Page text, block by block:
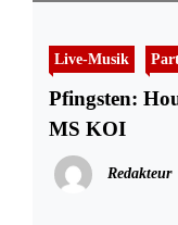
Live-Musik
Pfingsten:
MS KOI
Redakteur